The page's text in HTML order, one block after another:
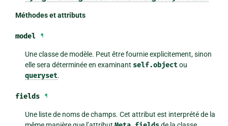
Méthodes et attributs
model ¶
Une classe de modèle. Peut être fournie explicitement, sinon
elle sera déterminée en examinant self.objectou
queryset.
fields ¶
Une liste de noms de champs. Cet attribut est interprété de la